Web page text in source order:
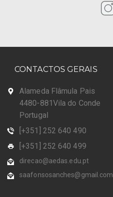
CONTACTOS GERAIS
Alameda Flâmula Pais
4480-881Vila do Conde
Portugal
[+351] 252 640 490
[+351] 252 640 499
direcao@aedas.edu.pt
saafonsosanches@gmail.com